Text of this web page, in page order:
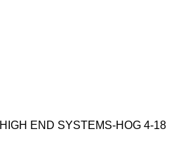
HIGH END SYSTEMS-HOG 4-18